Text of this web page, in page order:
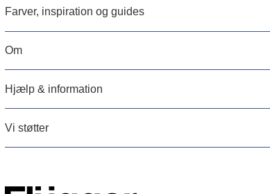
Farver, inspiration og guides
Om
Hjælp & information
Vi støtter